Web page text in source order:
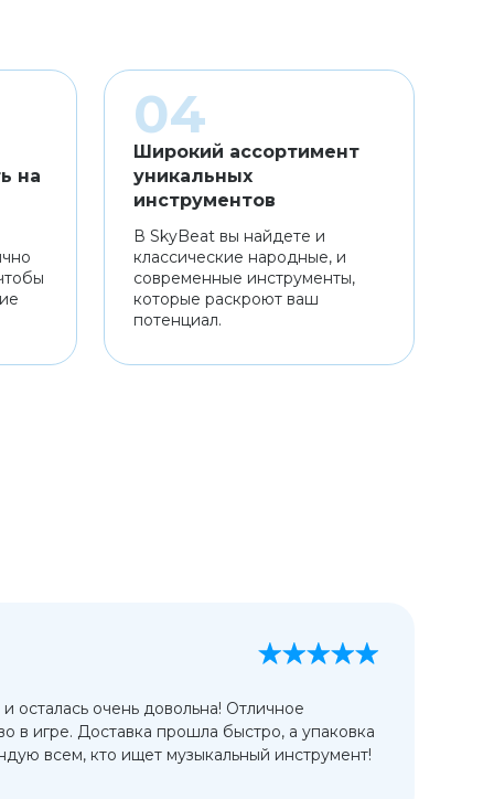
на
Широкий ассортимент
уникальных
инструментов
В SkyBeat вы найдете и
классические народные, и
современные инструменты,
которые раскроют ваш
потенциал.
осталась очень довольна! Отличное
в игре. Доставка прошла быстро, а упаковка
всем, кто ищет музыкальный инструмент!